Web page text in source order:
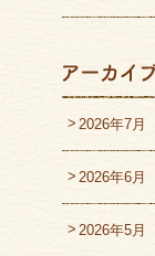
2026年7月
2026年6月
2026年5月